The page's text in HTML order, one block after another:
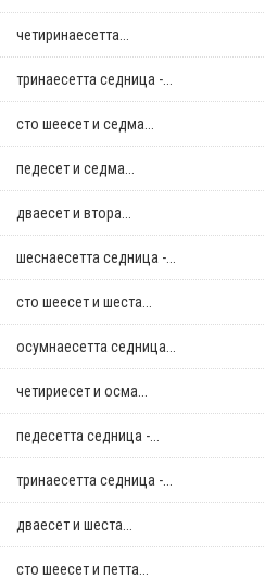
четиринаесетта...
тринаесетта седница -...
сто шеесет и седма...
педесет и седма...
дваесет и втора...
шеснаесетта седница -...
сто шеесет и шеста...
осумнaесетта седница...
четириесет и осма...
педесетта седница -...
тринаесетта седница -...
дваесет и шеста...
сто шеесет и петта...